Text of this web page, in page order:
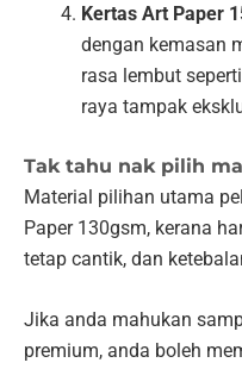
Kertas Art Paper
dengan kemasan
rasa lembut
raya tampak
Tak tahu nak pilih
Material pilihan utama
Paper 130gsm, kerana
tetap cantik, dan
Jika anda mahukan
premium, anda boleh